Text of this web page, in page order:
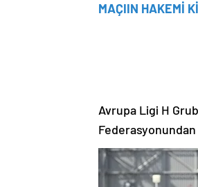
MAÇIIN HAKEMİ
Avrupa Ligi H